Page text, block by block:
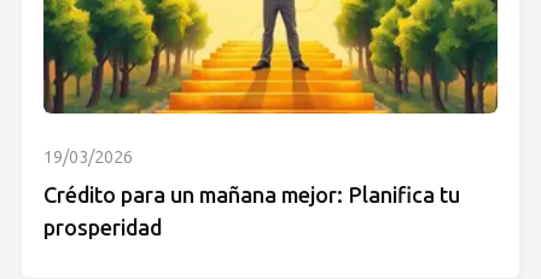
19/03/2026
Crédito para un mañana mejor: Planifica tu
prosperidad